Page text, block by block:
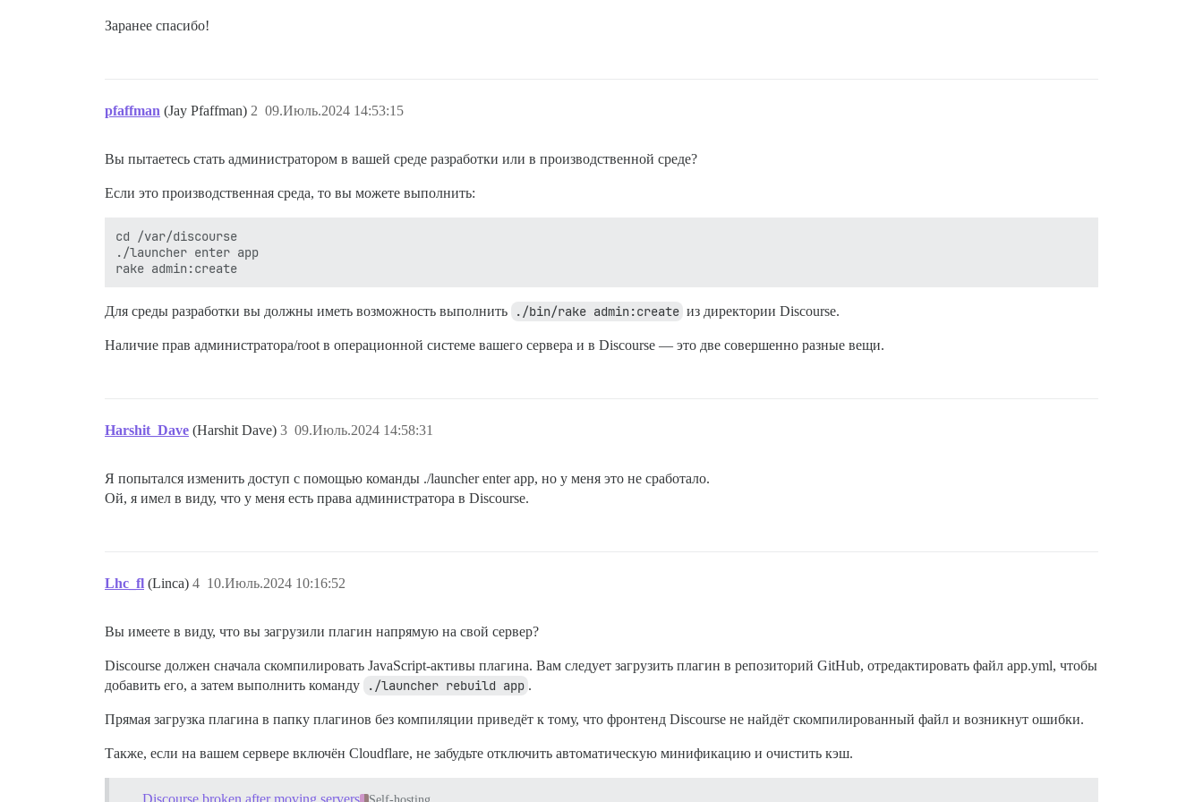
Заранее спасибо!
pfaffman (Jay Pfaffman) 09.Июль.2024 14:53:15
2
Вы пытаетесь стать администратором в вашей среде разработки или в производственной среде?
Если это производственная среда, то вы можете выполнить:
cd /var/discourse
./launcher enter app
Для среды разработки вы должны иметь возможность выполнить ./bin/rake admin:create из директории Discourse.
Наличие прав администратора/root в операционной системе вашего сервера и в Discourse — это две совершенно разные вещи.
Harshit_Dave (Harshit Dave) 09.Июль.2024 14:58:31
3
Я попытался изменить доступ с помощью команды ./launcher enter app, но у меня это не сработало.
Ой, я имел в виду, что у меня есть права администратора в Discourse.
Lhc_fl (Linca) 10.Июль.2024 10:16:52
4
Вы имеете в виду, что вы загрузили плагин напрямую на свой сервер?
Discourse должен сначала скомпилировать JavaScript-активы плагина. Вам следует загрузить плагин в репозиторий GitHub, отредактировать файл app.yml, чтобы
добавить его, а затем выполнить команду
./launcher rebuild app .
Прямая загрузка плагина в папку плагинов без компиляции приведёт к тому, что фронтенд Discourse не найдёт скомпилированный файл и возникнут ошибки.
Также, если на вашем сервере включён Cloudflare, не забудьте отключить автоматическую минификацию и очистить кэш.
Discourse broken after moving servers